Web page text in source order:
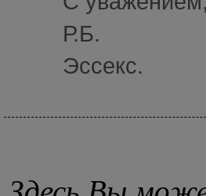
Р.Б.
Эссекс.